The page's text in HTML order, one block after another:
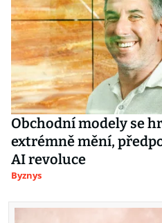
Obchodní modely se
extrémně mění,
AI revoluce
Byznys